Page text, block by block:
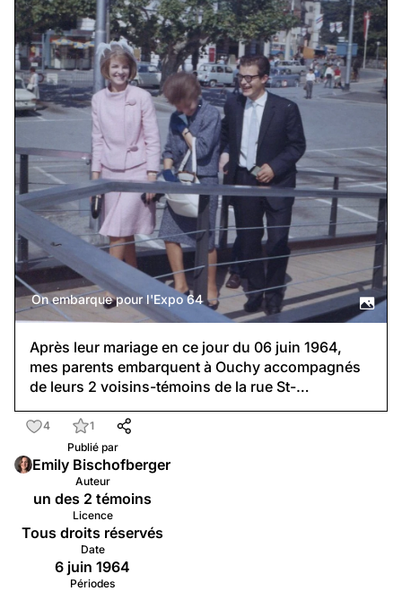
On embarque pour l'Expo 64
Après leur mariage en ce jour du 06 juin 1964,
mes parents embarquent à Ouchy accompagnés
de leurs 2 voisins-témoins de la rue St-…
4
1
Publié par
Emily Bischofberger
Auteur
un des 2 témoins
Licence
Tous droits réservés
Date
6 juin 1964
Périodes